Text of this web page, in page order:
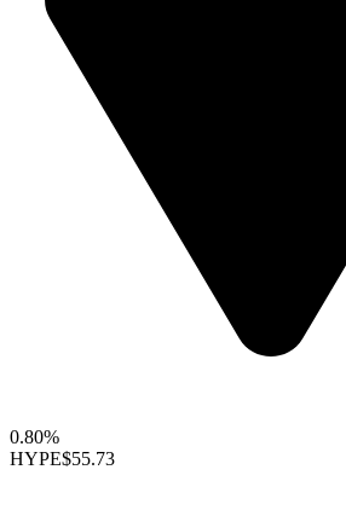
0.80%
HYPE$55.73